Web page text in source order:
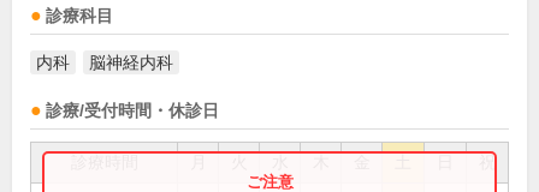
診療科目
内科 脳神経内科
診療/受付時間・休診日
祝